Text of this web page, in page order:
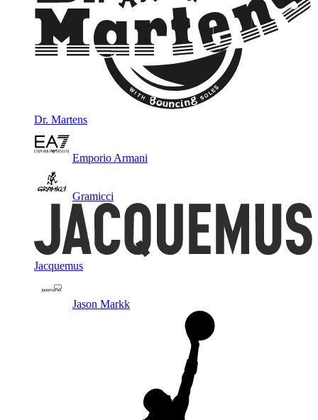
Dr. Martens
Emporio Armani
Gramicci
Jacquemus
Jason Markk